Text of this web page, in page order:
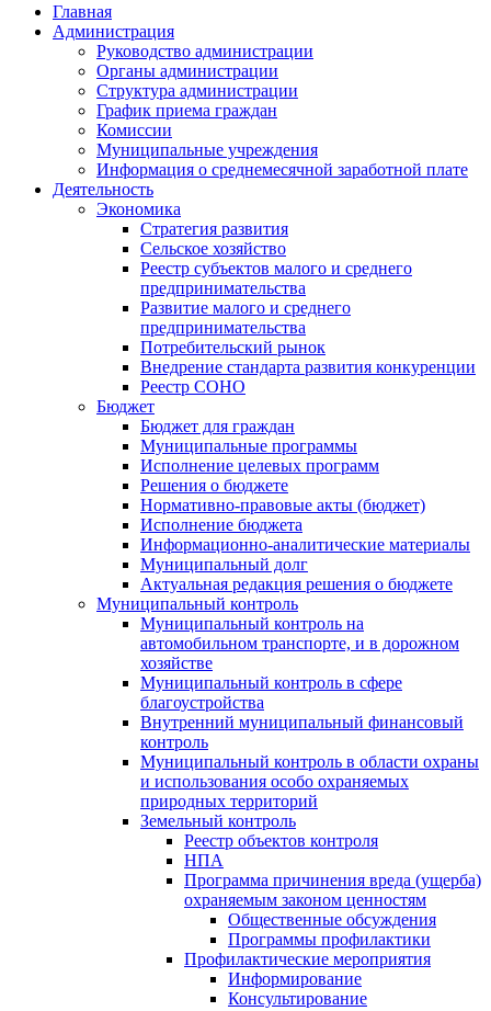
Главная
Администрация
Руководство администрации
Органы администрации
Структура администрации
График приема граждан
Комиссии
Муниципальные учреждения
Информация о среднемесячной заработной плате
Деятельность
Экономика
Стратегия развития
Сельское хозяйство
Реестр субъектов малого и среднего
предпринимательства
Развитие малого и среднего
предпринимательства
Потребительский рынок
Внедрение стандарта развития конкуренции
Реестр СОНО
Бюджет
Бюджет для граждан
Муниципальные программы
Исполнение целевых программ
Решения о бюджете
Нормативно-правовые акты (бюджет)
Исполнение бюджета
Информационно-аналитические материалы
Муниципальный долг
Актуальная редакция решения о бюджете
Муниципальный контроль
Муниципальный контроль на
автомобильном транспорте, и в дорожном
хозяйстве
Муниципальный контроль в сфере
благоустройства
Внутренний муниципальный финансовый
контроль
Муниципальный контроль в области охраны
и использования особо охраняемых
природных территорий
Земельный контроль
Реестр объектов контроля
НПА
Программа причинения вреда (ущерба)
охраняемым законом ценностям
Общественные обсуждения
Программы профилактики
Профилактические мероприятия
Информирование
Консультирование